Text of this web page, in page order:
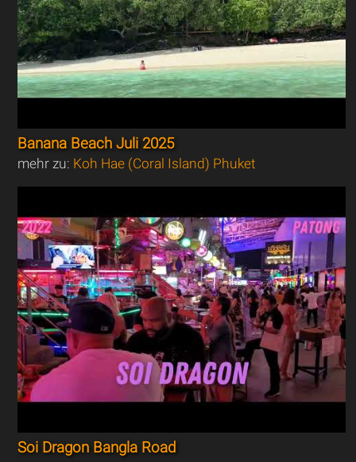
Banana Beach Juli 2025
mehr zu: Koh Hae (Coral Island) Phuket
Soi Dragon Bangla Road